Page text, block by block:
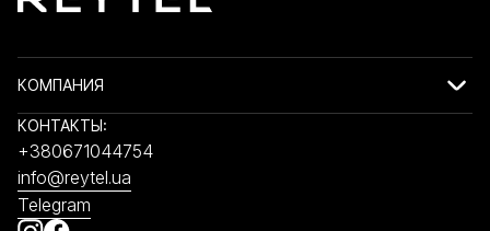
КОМПАНИЯ
КОНТАКТЫ:
+380671044754
info@reytel.ua
Telegram